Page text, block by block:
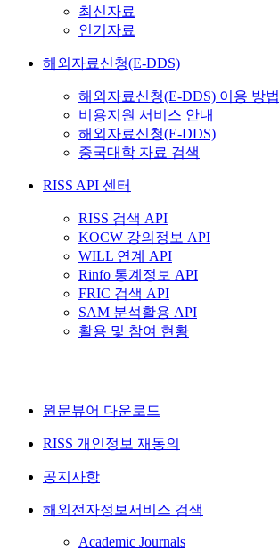
최신자료
인기자료
해외자료신청(E-DDS)
해외자료신청(E-DDS) 이용 방법
비용지원 서비스 안내
해외자료신청(E-DDS)
중국대학 자료 검색
RISS API 센터
RISS 검색 API
KOCW 강의정보 API
WILL 연계 API
Rinfo 통계정보 API
FRIC 검색 API
SAM 분석활용 API
활용 및 참여 현황
원문뷰어 다운로드
RISS 개인정보 재동의
공지사항
해외전자정보서비스 검색
Academic Journals